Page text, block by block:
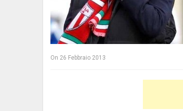
On 26 Febbraio 2013